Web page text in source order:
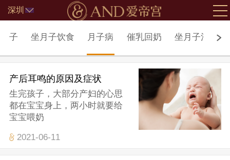
深圳
子 坐月子饮食 月子病 催乳回奶 坐月子注意事
产后耳鸣的原因及症状
生完孩子，大部分产妇的心思
都在宝宝身上，两小时就要给
宝宝喂奶
2021-06-11